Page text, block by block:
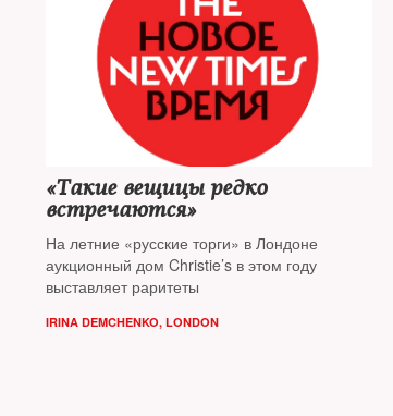
«Такие вещицы редко
встречаются»
На летние «русские торги» в Лондоне
аукционный дом Christie’s в этом году
выставляет раритеты
IRINA DEMCHENKO, LONDON